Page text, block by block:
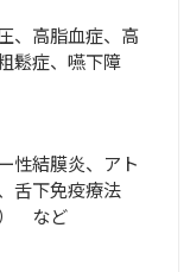
、高脂血症、高
鬆症、嚥下障
性結膜炎、アト
舌下免疫療法
） など